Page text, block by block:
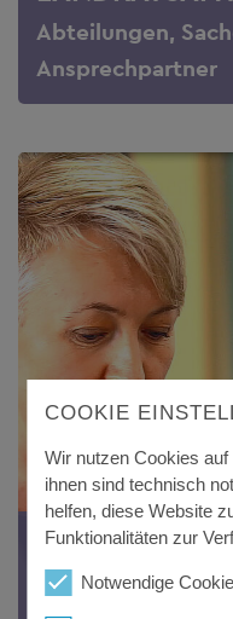
Abteilungen,
Ansprechpartner
Finden Sie
COOKIE
Wir nutzen Cookies
ihnen sind technisch
helfen, diese Website
Funktionalitäten zur
Notwendige